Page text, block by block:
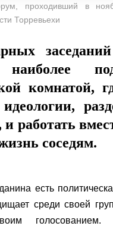
проходивший в
Торревьехи
наиболее
комнатой,
идеологии,
работать
соседям.
есть
среди своей